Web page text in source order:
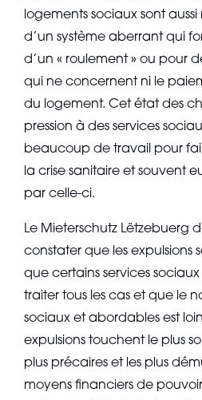
logements sociaux sont
d’un système aberrant qui
d’un « roulement » ou pour
qui ne concernent ni le
du logement. Cet état des
pression à des services
beaucoup de travail pour
la crise sanitaire et souvent
par celle-ci.
Le Mieterschutz Lëtzebuerg
constater que les expulsions
que certains services
traiter tous les cas et que le
sociaux et abordables est
expulsions touchent le plus
plus précaires et les plus
moyens financiers de